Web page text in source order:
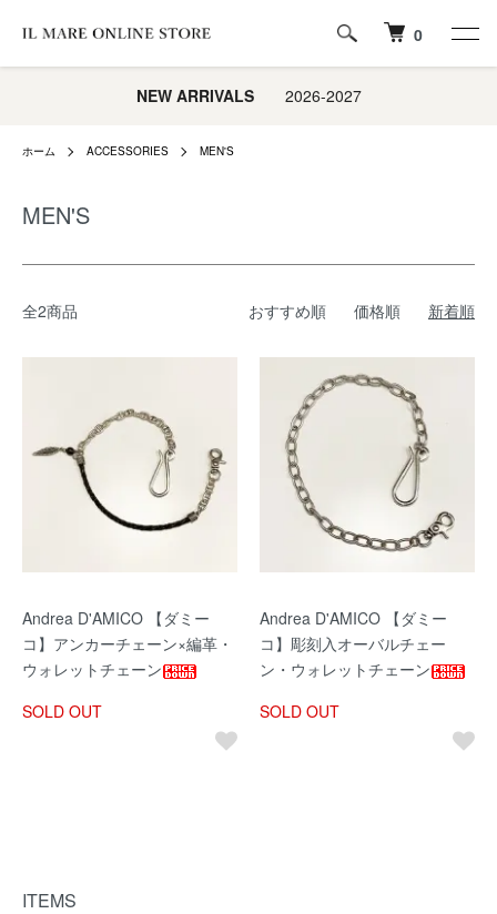
0
NEW ARRIVALS2026-2027
ホーム ACCESSORIES MEN'S
MEN'S
全2商品 おすすめ順 価格順 新着順
Andrea D'AMICO 【ダミー
コ】アンカーチェーン×編革・
ウォレットチェーン
SOLD OUT
Andrea D'AMICO 【ダミー
コ】彫刻入オーバルチェー
ン・ウォレットチェーン
SOLD OUT
ITEMS